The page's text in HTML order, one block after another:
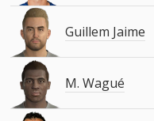
Guillem Jaime
M. Wagué